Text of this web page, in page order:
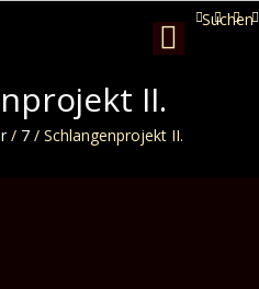
Suchen
Toggle
navigation
II.
/ 7 / Schlangenprojekt II.